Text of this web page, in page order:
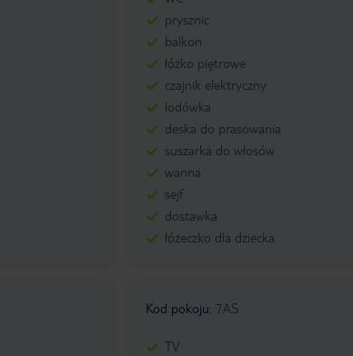
prysznic
balkon
łóżko piętrowe
czajnik elektryczny
lodówka
deska do prasowania
suszarka do włosów
wanna
sejf
dostawka
łóżeczko dla dziecka
Kod pokoju: 7AS
TV